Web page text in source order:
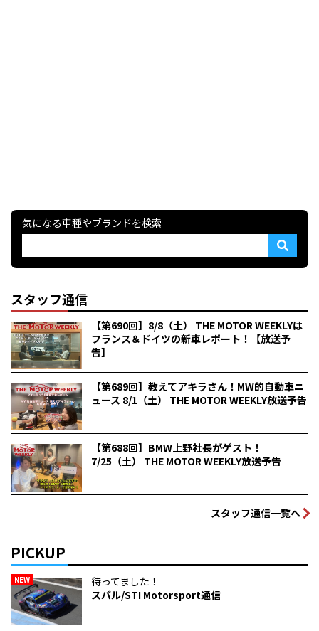
気になる車種やブランドを検索
スタッフ通信
【第690回】8/8（土） THE MOTOR WEEKLYは
フランス＆ドイツの新車レポート！【放送予
告】
【第689回】教えてアキラさん！MW的自動車ニ
ュース 8/1（土） THE MOTOR WEEKLY放送予告
【第688回】BMW上野社長がゲスト！
7/25（土） THE MOTOR WEEKLY放送予告
スタッフ通信一覧へ
PICKUP
NEW
待ってました！
スバル/STI Motorsport通信